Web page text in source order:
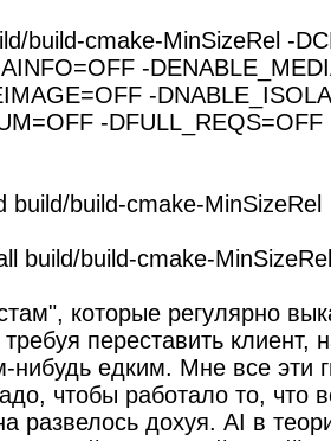
build-cmake-MinSizeRel -
-
-
-DFULL_REQS=OFF
build/build-cmake-MinSizeRel
build/build-cmake-MinSizeRel
которые регулярно
требуя переставить клиент,
нибудь едким. Мне все эти
чтобы работало то, что
развелось дохуя. AI в